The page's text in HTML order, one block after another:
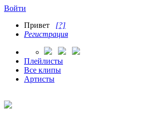
Войти
Привет [?]
Регистрация
Плейлисты
Все клипы
Артисты